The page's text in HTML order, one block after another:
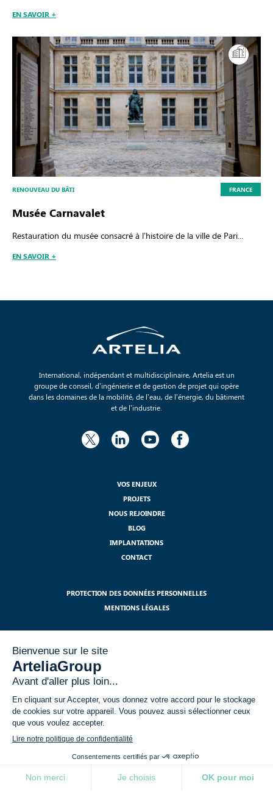
EN SAVOIR +
RENOUVEAU DU BÂTI FRANCE
Musée Carnavalet
Restauration du musée consacré à l’histoire de la ville de Pari...
EN SAVOIR +
International, indépendant et multidisciplinaire, Artelia est un
groupe de conseil, d’ingénierie et de gestion de projet qui opère
dans les domaines de la mobilité, de l’eau, de l’énergie, du bâtiment
et de l’industrie.
VOS ENJEUX
PROJETS
NOUS REJOINDRE
BLOG
IMPLANTATIONS
CONTACT
PROTECTION DES DONNÉES PERSONNELLES
MENTIONS LÉGALES
S'ABONNER À NOTRE NEWSLETTER
J'ai lu et j'accepte les mentions légales relatives à l'utilisation de mes